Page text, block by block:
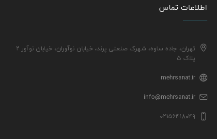
اطلاعات تماس
تهران، جاده ساوه، شهرک صنعتی پرند، خیابان نوآوران، خیابان نوآور ۲
پلاک ۵
mehrsanat.ir
info@mehrsanat.ir
۰۲۱۵۶۴۱۸۰۴۹